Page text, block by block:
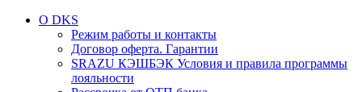
О DKS
Режим работы и контакты
Договор оферта. Гарантии
SRAZU КЭШБЭК Условия и правила программы
лояльности